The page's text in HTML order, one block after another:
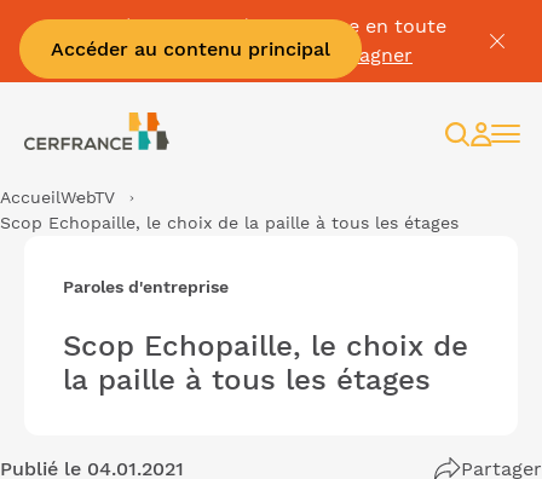
Accéder au contenu principal
Passez à la facture électronique en toute
sérénité :Je me fais accompagner
AccueilWebTV
Scop Echopaille, le choix de la paille à tous les étages
Paroles d'entreprise
Scop Echopaille, le choix de
la paille à tous les étages
Publié le 04.01.2021 Partager